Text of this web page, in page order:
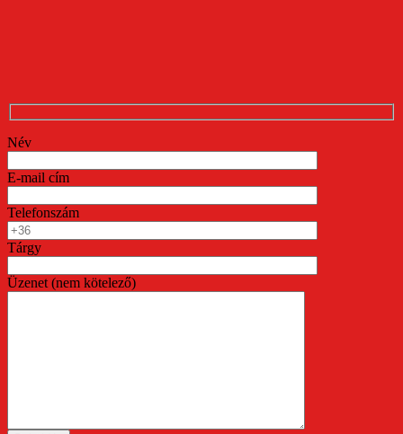
Név
E-mail cím
Telefonszám
Tárgy
Üzenet (nem kötelező)